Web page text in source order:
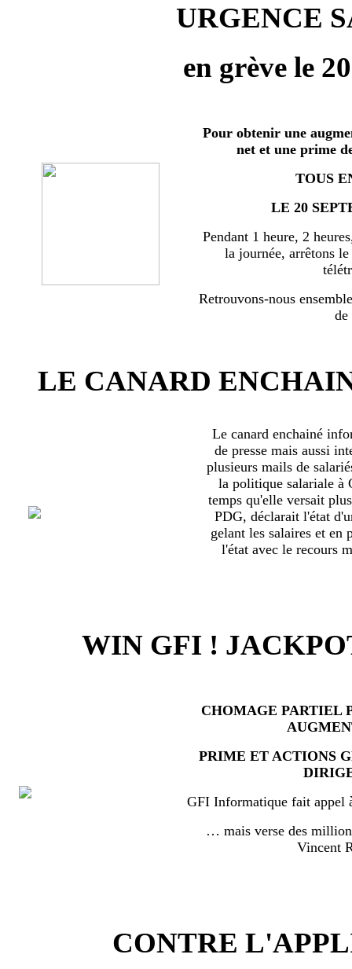
URGENCE
en grève le
Pour obtenir une
net et une prime
TOUS
LE 20
Pendant 1 heure, 2
la journée, arrêtons
Retrouvons-nous
de
LE CANARD
Le canard enchainé
de presse mais aussi
plusieurs mails de
la politique salariale à
temps qu'elle versait
PDG, déclarait l'état
gelant les salaires et en
l'état avec le recours
WIN GFI !
CHOMAGE PARTIEL
PRIME ET ACTIONS
GFI Informatique fait appel
… mais verse des
Vincent
CONTRE